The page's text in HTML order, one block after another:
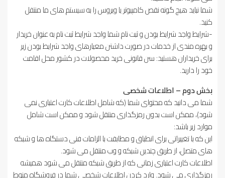
شما نباید هیچ گونه نقص کامپیوتر یا ویروس را به سیستم های ما منتقل
کنید.
-شرایط واجد شرایط بودن و ثبت نام شما واجد شرایط ثبت نام به عنوان خریدار
و بهره مندی از خدمات در صورت داشتن معیارهای واجد شرایط بودن زیر
برای خریداران هستید: سن قانونی خرید محصولات در کشور محل اقامت
خود را دارید.
بخش دوم – اطلاعات شخصی
شما می دانید که محتوای شما (که شامل اطلاعات کارت اعتباری نمی
شود)، ممکن است بدون رمزگذاری منتقل شود و ممکن است شامل
موارد زیر باشد:
این که با تغییراتی برای انطباق و مطابقت با الزامات فنی دستگاه ها و شبکه
های متصل، از طریق چندین شبکه و وب منتقل می شود.
اطلاعات کارت اعتباری زمانی که از طریق شبکه منتقل می شود همیشه
رمزگذاری می شود. وارد کردن اطلاعات شخصی شما در فروشگاه منوط